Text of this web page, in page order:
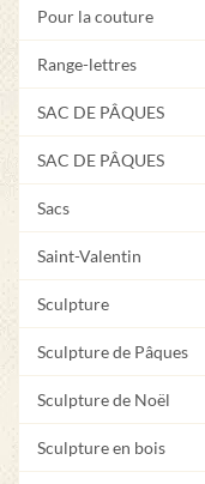
Pour la couture
Range-lettres
SAC DE PÂQUES
SAC DE PÂQUES
Sacs
Saint-Valentin
Sculpture
Sculpture de Pâques
Sculpture de Noël
Sculpture en bois